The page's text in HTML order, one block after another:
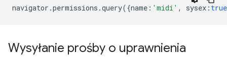
navigator .permissions .query({name : 'midi' , sysex : true
Wysyłanie prośby o uprawnienia